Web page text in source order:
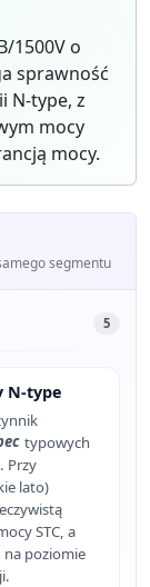
1500V o
sprawność
N-type, z
mocy
mocy.
segmentu
5
N-type
typowych
. Przy
lato)
STC, a
na poziomie